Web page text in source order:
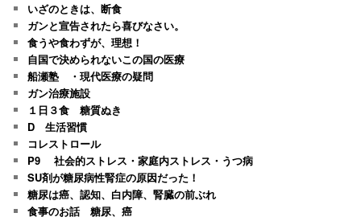
いざのときは、断食
ガンと宣告されたら喜びなさい。
食うや食わずが、理想！
自国で決められないこの国の医療
船瀬塾 ・現代医療の疑問
ガン治療施設
１日３食 糖質ぬき
D 生活習慣
コレストロール
P9 社会的ストレス・家庭内ストレス・うつ病
SU剤が糖尿病性腎症の原因だった！
糖尿は癌、認知、白内障、腎臓の前ぶれ
食事のお話 糖尿、癌